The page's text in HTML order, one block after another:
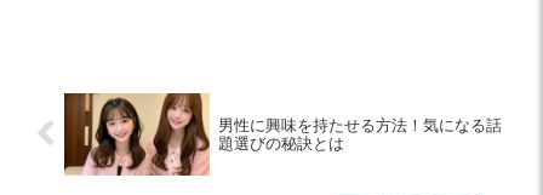
男性に興味を持たせる方法！気になる話
題選びの秘訣とは